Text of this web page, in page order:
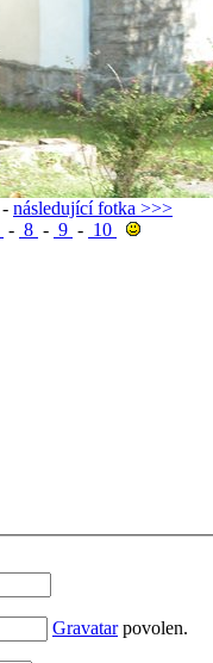
- následující fotka >>>
- 8 - 9 - 10
Gravatarpovolen.